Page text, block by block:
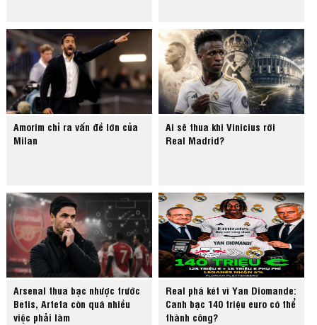
Amorim chỉ ra vấn đề lớn của
Milan
Ai sẽ thua khi Vinicius rời
Real Madrid?
Arsenal thua bạc nhược trước
Betis, Arteta còn quá nhiều
việc phải làm
Real phá két vì Yan Diomande:
Canh bạc 140 triệu euro có thể
thành công?